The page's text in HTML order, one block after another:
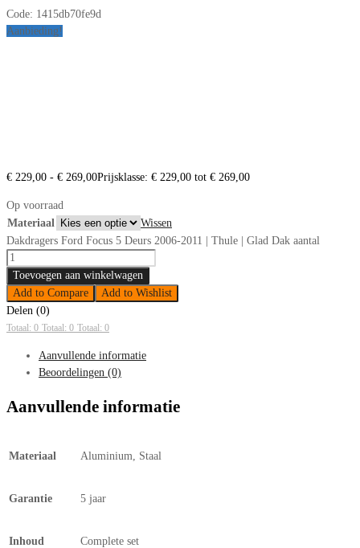
Code: 1415db70fe9d
Aanbieding!
€ 229,00 - € 269,00Prijsklasse: € 229,00 tot € 269,00
Op voorraad
Materiaal
Wissen
Dakdragers Ford Focus 5 Deurs 2006-2011 | Thule | Glad Dak aantal
Toevoegen aan winkelwagen
Add to Compare
Add to Wishlist
Delen (0)
Totaal: 0 Totaal: 0 Totaal: 0
Aanvullende informatie
Beoordelingen (0)
Aanvullende informatie
Materiaal Aluminium, Staal
Garantie 5 jaar
Inhoud Complete set